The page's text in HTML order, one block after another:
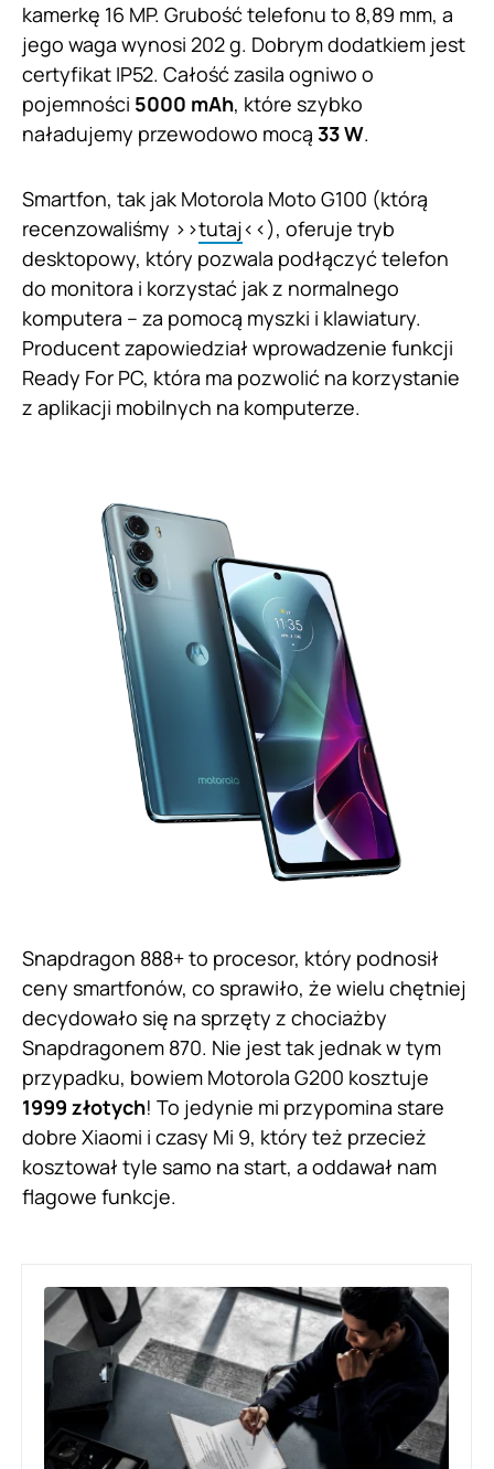
kamerkę 16 MP. Grubość telefonu to 8,89 mm, a
jego waga wynosi 202 g. Dobrym dodatkiem jest
certyfikat IP52. Całość zasila ogniwo o
pojemności 5000 mAh, które szybko
naładujemy przewodowo mocą 33 W.
Smartfon, tak jak Motorola Moto G100 (którą
recenzowaliśmy >>tutaj<<), oferuje tryb
desktopowy, który pozwala podłączyć telefon
do monitora i korzystać jak z normalnego
komputera – za pomocą myszki i klawiatury.
Producent zapowiedział wprowadzenie funkcji
Ready For PC, która ma pozwolić na korzystanie
z aplikacji mobilnych na komputerze.
Snapdragon 888+ to procesor, który podnosił
ceny smartfonów, co sprawiło, że wielu chętniej
decydowało się na sprzęty z chociażby
Snapdragonem 870. Nie jest tak jednak w tym
przypadku, bowiem Motorola G200 kosztuje
1999 złotych! To jedynie mi przypomina stare
dobre Xiaomi i czasy Mi 9, który też przecież
kosztował tyle samo na start, a oddawał nam
flagowe funkcje.